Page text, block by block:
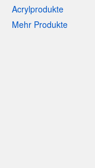
Acrylprodukte
Mehr Produkte